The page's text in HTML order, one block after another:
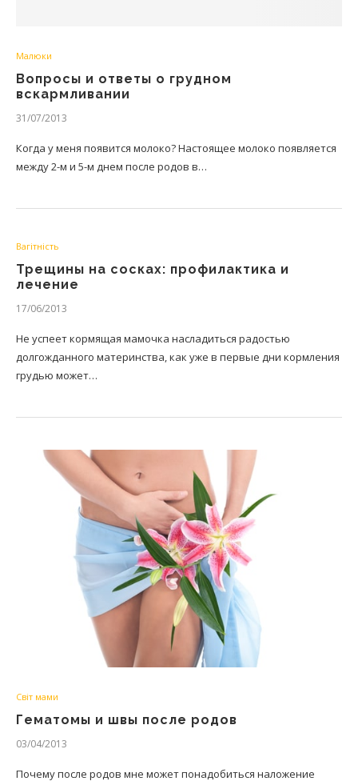
Малюки
Вопросы и ответы о грудном
вскармливании
31/07/2013
Когда у меня появится молоко? Настоящее молоко появляется
между 2-м и 5-м днем после родов в…
Вагітність
Трещины на сосках: профилактика и
лечение
17/06/2013
Не успеет кормящая мамочка насладиться радостью
долгожданного материнства, как уже в первые дни кормления
грудью может…
Світ мами
Гематомы и швы после родов
03/04/2013
Почему после родов мне может понадобиться наложение